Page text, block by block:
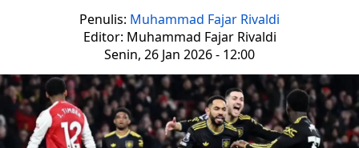
Penulis: Muhammad Fajar Rivaldi
Editor: Muhammad Fajar Rivaldi
Senin, 26 Jan 2026 - 12:00